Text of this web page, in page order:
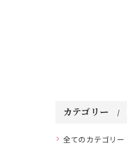
カテゴリー
全てのカテゴリー